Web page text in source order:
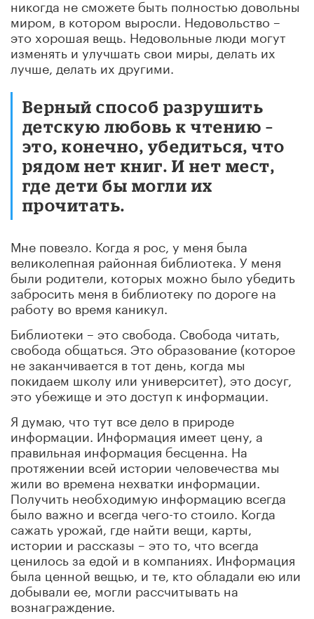
никогда не сможете быть полностью довольны
миром, в котором выросли. Недовольство –
это хорошая вещь. Недовольные люди могут
изменять и улучшать свои миры, делать их
лучше, делать их другими.
Верный способ разрушить
детскую любовь к чтению –
это, конечно, убедиться, что
рядом нет книг. И нет мест,
где дети бы могли их
прочитать.
Мне повезло. Когда я рос, у меня была
великолепная районная библиотека. У меня
были родители, которых можно было убедить
забросить меня в библиотеку по дороге на
работу во время каникул.
Библиотеки – это свобода. Свобода читать,
свобода общаться. Это образование (которое
не заканчивается в тот день, когда мы
покидаем школу или университет), это досуг,
это убежище и это доступ к информации.
Я думаю, что тут все дело в природе
информации. Информация имеет цену, а
правильная информация бесценна. На
протяжении всей истории человечества мы
жили во времена нехватки информации.
Получить необходимую информацию всегда
было важно и всегда чего-то стоило. Когда
сажать урожай, где найти вещи, карты,
истории и рассказы – это то, что всегда
ценилось за едой и в компаниях. Информация
была ценной вещью, и те, кто обладали ею или
добывали ее, могли рассчитывать на
вознаграждение.